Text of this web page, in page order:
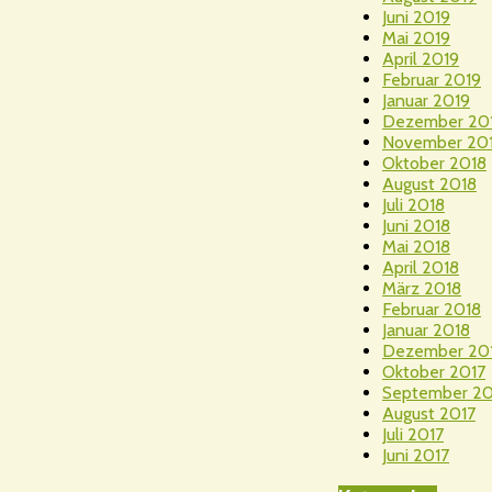
Juni 2019
Mai 2019
April 2019
Februar 2019
Januar 2019
Dezember
November
Oktober 2018
August 2018
Juli 2018
Juni 2018
Mai 2018
April 2018
März 2018
Februar 2018
Januar 2018
Dezember
Oktober 2017
September
August 2017
Juli 2017
Juni 2017